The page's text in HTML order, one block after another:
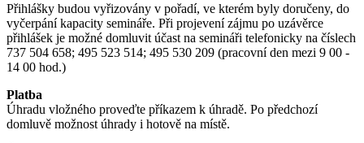
Přihlášky budou vyřizovány v pořadí, ve kterém byly doručeny, do
vyčerpání kapacity semináře. Při projevení zájmu po uzávěrce
přihlášek je možné domluvit účast na semináři telefonicky na číslech
737 504 658; 495 523 514; 495 530 209 (pracovní den mezi 9 00 -
14 00 hod.)
Platba
Úhradu vložného proveďte příkazem k úhradě. Po předchozí
domluvě možnost úhrady i hotově na místě.